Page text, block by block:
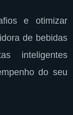
e otimizar
de bebidas
inteligentes
do seu